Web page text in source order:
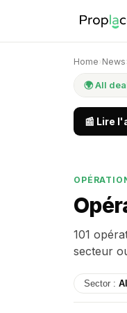
Home› News›
🌍 All
📰 Lire
101
secteur
Sector : All